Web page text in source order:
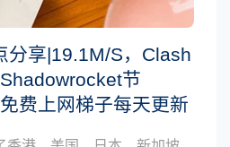
分享|19.1M/S，Clash
节
费上网梯子每天更新